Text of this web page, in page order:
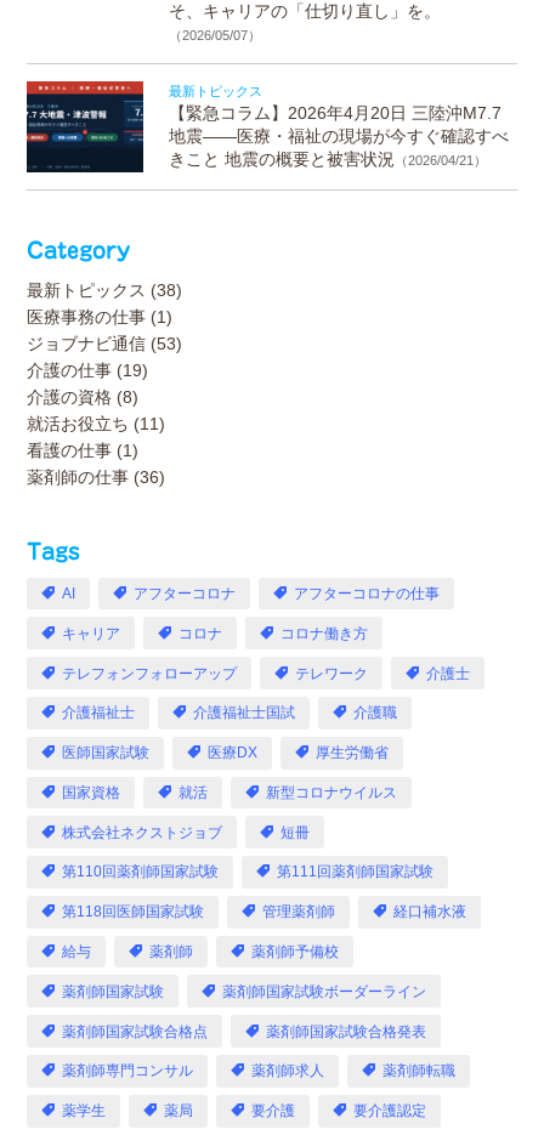
そ、キャリアの「仕切り直し」を。
（2026/05/07）
最新トピックス
【緊急コラム】2026年4月20日 三陸沖M7.7
地震——医療・福祉の現場が今すぐ確認すべ
きこと 地震の概要と被害状況（2026/04/21）
Category
最新トピックス (38)
医療事務の仕事 (1)
ジョブナビ通信 (53)
介護の仕事 (19)
介護の資格 (8)
就活お役立ち (11)
看護の仕事 (1)
薬剤師の仕事 (36)
Tags
AI アフターコロナ アフターコロナの仕事
キャリア コロナ コロナ働き方
テレフォンフォローアップ テレワーク 介護士
介護福祉士 介護福祉士国試 介護職
医師国家試験 医療DX 厚生労働省
国家資格 就活 新型コロナウイルス
株式会社ネクストジョブ 短冊
第110回薬剤師国家試験 第111回薬剤師国家試験
第118回医師国家試験 管理薬剤師 経口補水液
給与 薬剤師 薬剤師予備校
薬剤師国家試験 薬剤師国家試験ボーダーライン
薬剤師国家試験合格点 薬剤師国家試験合格発表
薬剤師専門コンサル 薬剤師求人 薬剤師転職
薬学生 薬局 要介護 要介護認定